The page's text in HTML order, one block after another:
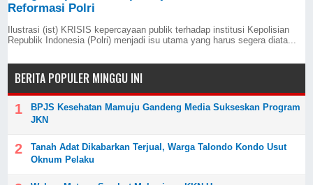
Reformasi Polri
Ilustrasi (ist) KRISIS kepercayaan publik terhadap institusi Kepolisian
Republik Indonesia (Polri) menjadi isu utama yang harus segera diata...
BERITA POPULER MINGGU INI
BPJS Kesehatan Mamuju Gandeng Media Sukseskan Program
JKN
Tanah Adat Dikabarkan Terjual, Warga Talondo Kondo Usut
Oknum Pelaku